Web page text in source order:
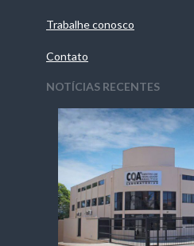
Trabalhe conosco
Contato
NOTÍCIAS RECENTES